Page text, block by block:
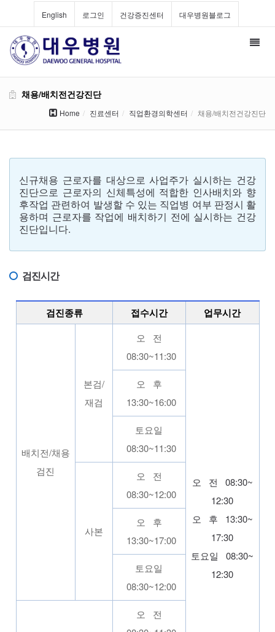
English 로그인 건강증진센터 대우병원블로그
채용/배치전건강진단
Home 진료센터 직업환경의학센터 채용/배치전건강진단
신규채용 근로자를 대상으로 사업주가 실시하는 건강
진단으로 근로자의 신체특성에 적합한 인사배치와 향
후작업 관련하여 발생할 수 있는 직업병 여부 판정시 활
용하며 근로자를 작업에 배치하기 전에 실시하는 건강
진단입니다.
검진시간
검진종류 접수시간 업무시간
배치전/채용
검진
본검/
재검
오 전
08:30~11:30
오 전 08:30~
12:30
오 후 13:30~
17:30
토요일 08:30~
12:30
오 후
13:30~16:00
토요일
08:30~11:30
사본
오 전
08:30~12:00
오 후
13:30~17:00
토요일
08:30~12:00
오 전